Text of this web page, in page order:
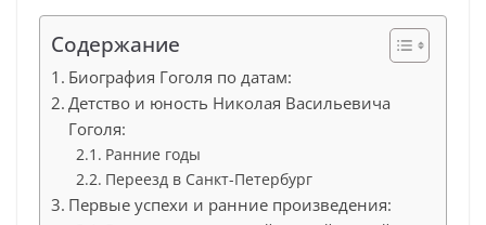
Содержание
Биография Гоголя по датам:
Детство и юность Николая Васильевича
Гоголя:
Ранние годы
Переезд в Санкт-Петербург
Первые успехи и ранние произведения: